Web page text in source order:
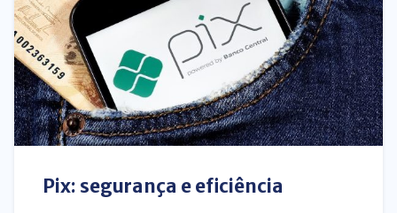
Pix: segurança e eficiência